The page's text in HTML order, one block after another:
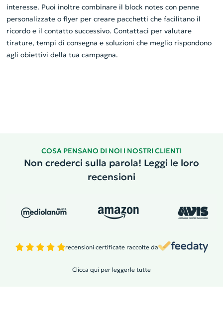
interesse. Puoi inoltre combinare il block notes con penne
personalizzate o flyer per creare pacchetti che facilitano il
ricordo e il contatto successivo. Contattaci per valutare
tirature, tempi di consegna e soluzioni che meglio rispondono
agli obiettivi della tua campagna.
COSA PENSANO DI NOI I NOSTRI CLIENTI
Non crederci sulla parola! Leggi le loro
recensioni
recensioni certificate raccolte da
Clicca qui per leggerle tutte